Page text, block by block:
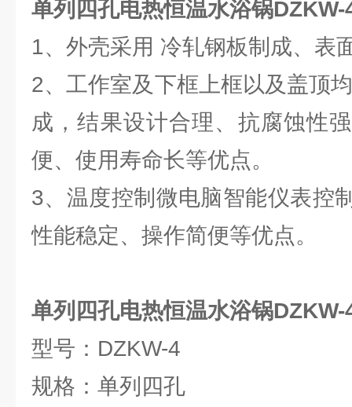
单列四孔电热恒温水浴锅DZKW-
1、外壳采用 冷轧钢板制成、表
2、工作室及下框上框以及盖顶
成，结果设计合理、抗腐蚀性
便、使用寿命长等优点。
3、温度控制微电脑智能仪表控
性能稳定、操作简便等优点。
单列四孔电热恒温水浴锅
型号：DZKW-4
规格：单列四孔